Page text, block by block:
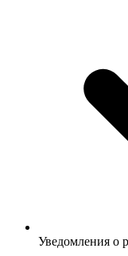
Уведомления о